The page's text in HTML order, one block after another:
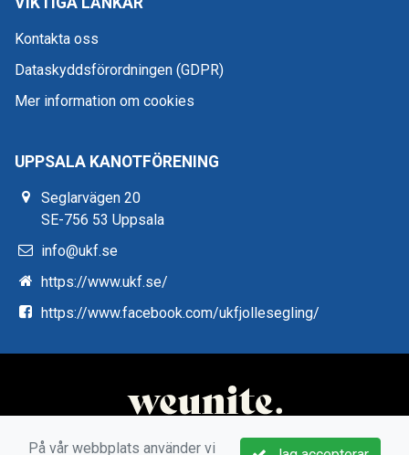
Kontakta oss
Dataskyddsförordningen (GDPR)
Mer information om cookies
UPPSALA KANOTFÖRENING
Seglarvägen 20
SE-756 53 Uppsala
info@ukf.se
https://www.ukf.se/
https://www.facebook.com/ukfjollesegling/
På vår webbplats använder vi